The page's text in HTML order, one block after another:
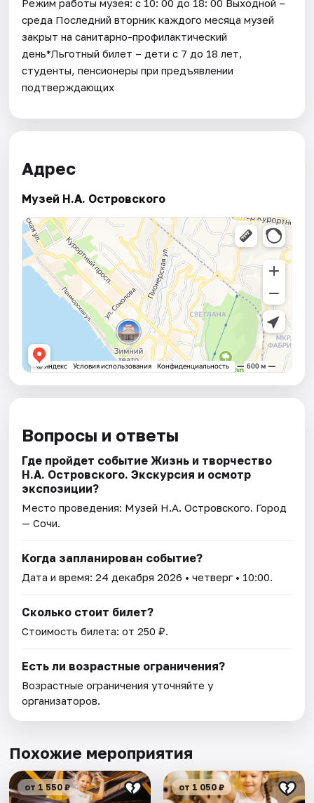
Режим работы музея: с 10: 00 до 18: 00 Выходной –
среда Последний вторник каждого месяца музей
закрыт на санитарно-профилактический
день*Льготный билет – дети с 7 до 18 лет,
студенты, пенсионеры при предъявлении
подтверждающих
Адрес
Музей Н.А. Островского
Вопросы и ответы
Где пройдет событие Жизнь и творчество
Н.А. Островского. Экскурсия и осмотр
экспозиции?
Место проведения: Музей Н.А. Островского. Город
— Сочи.
Когда запланирован событие?
Дата и время:24 декабря 2026 • четверг • 10:00.
Сколько стоит билет?
Стоимость билета: от 250 ₽.
Есть ли возрастные ограничения?
Возрастные ограничения уточняйте у
организаторов.
Похожие мероприятия
от 1 550 ₽ от 1 050 ₽